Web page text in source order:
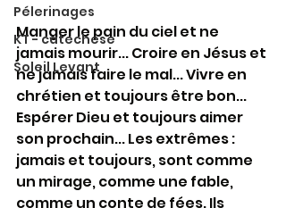
Pélerinages
KT - catechese
Soleil Levant
Manger le pain du ciel et ne
jamais mourir... Croire en Jésus et
ne jamais faire le mal... Vivre en
chrétien et toujours être bon...
Espérer Dieu et toujours aimer
son prochain... Les extrêmes :
jamais et toujours, sont comme
un mirage, comme une fable,
comme un conte de fées. Ils